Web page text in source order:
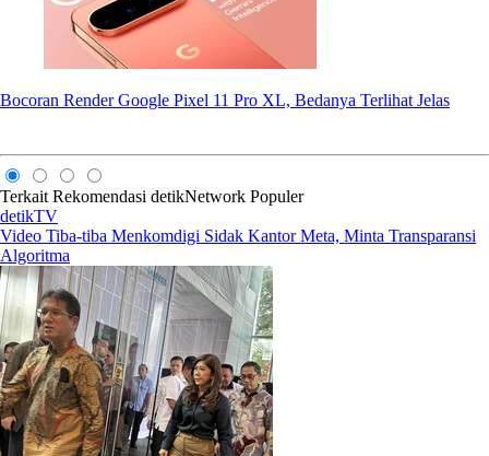
Bocoran Render Google Pixel 11 Pro XL, Bedanya Terlihat Jelas
Terkait Rekomendasi detikNetwork Populer
detikTV
Video Tiba-tiba Menkomdigi Sidak Kantor Meta, Minta Transparansi
Algoritma